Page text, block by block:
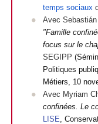
temps sociaux
Avec
"Famille
focus sur le
SEGIPP
Politiques
Métiers, 10
Avec Myriam
confinées. Le
LISE ,